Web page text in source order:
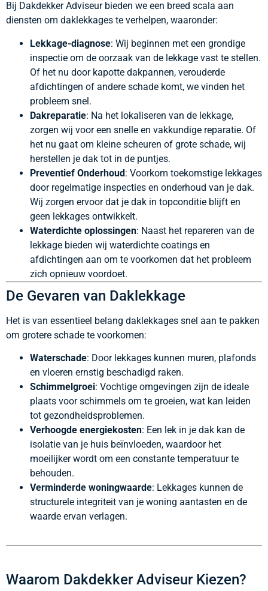
Bij Dakdekker Adviseur bieden we een breed scala aan
diensten om daklekkages te verhelpen, waaronder:
Lekkage-diagnose: Wij beginnen met een grondige
inspectie om de oorzaak van de lekkage vast te stellen.
Of het nu door kapotte dakpannen, verouderde
afdichtingen of andere schade komt, we vinden het
probleem snel.
Dakreparatie: Na het lokaliseren van de lekkage,
zorgen wij voor een snelle en vakkundige reparatie. Of
het nu gaat om kleine scheuren of grote schade, wij
herstellen je dak tot in de puntjes.
Preventief Onderhoud: Voorkom toekomstige lekkages
door regelmatige inspecties en onderhoud van je dak.
Wij zorgen ervoor dat je dak in topconditie blijft en
geen lekkages ontwikkelt.
Waterdichte oplossingen: Naast het repareren van de
lekkage bieden wij waterdichte coatings en
afdichtingen aan om te voorkomen dat het probleem
zich opnieuw voordoet.
De Gevaren van Daklekkage
Het is van essentieel belang daklekkages snel aan te pakken
om grotere schade te voorkomen:
Waterschade: Door lekkages kunnen muren, plafonds
en vloeren ernstig beschadigd raken.
Schimmelgroei: Vochtige omgevingen zijn de ideale
plaats voor schimmels om te groeien, wat kan leiden
tot gezondheidsproblemen.
Verhoogde energiekosten: Een lek in je dak kan de
isolatie van je huis beïnvloeden, waardoor het
moeilijker wordt om een constante temperatuur te
behouden.
Verminderde woningwaarde: Lekkages kunnen de
structurele integriteit van je woning aantasten en de
waarde ervan verlagen.
Waarom Dakdekker Adviseur Kiezen?